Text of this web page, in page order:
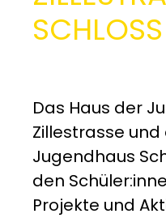
CHLOSS
Das Haus der
Zillestrasse und
Jugendhaus
den
Projekte und